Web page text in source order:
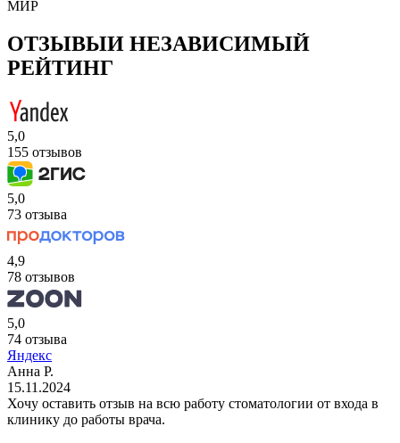
МИР
ОТЗЫВЫИ НЕЗАВИСИМЫЙ
РЕЙТИНГ
5,0
155 отзывов
5,0
73 отзыва
4,9
78 отзывов
5,0
74 отзыва
Яндекс
Анна Р.
15.11.2024
Хочу оставить отзыв на всю работу стоматологии от входа в
клинику до работы врача.